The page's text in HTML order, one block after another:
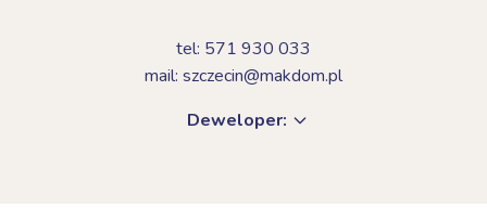
tel: 571 930 033
mail: szczecin@makdom.pl
Deweloper: